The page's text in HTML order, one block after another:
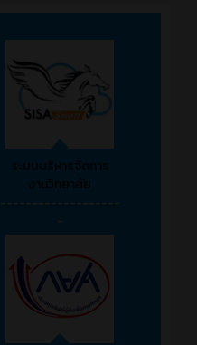
ระบบบริหารจัดการ
งานวิทยาลัย
-------------------
-